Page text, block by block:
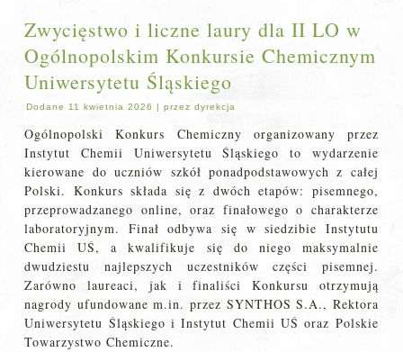
Zwycięstwo i liczne laury dla II LO w
Ogólnopolskim Konkursie Chemicznym
Uniwersytetu Śląskiego
Dodane 11 kwietnia 2026 |przez dyrekcja
Ogólnopolski Konkurs Chemiczny organizowany przez
Instytut Chemii Uniwersytetu Śląskiego to wydarzenie
kierowane do uczniów szkół ponadpodstawowych z całej
Polski. Konkurs składa się z dwóch etapów: pisemnego,
przeprowadzanego online, oraz finałowego o charakterze
laboratoryjnym. Finał odbywa się w siedzibie Instytutu
Chemii UŚ, a kwalifikuje się do niego maksymalnie
dwudziestu najlepszych uczestników części pisemnej.
Zarówno laureaci, jak i finaliści Konkursu otrzymują
nagrody ufundowane m.in. przez SYNTHOS S.A., Rektora
Uniwersytetu Śląskiego i Instytut Chemii UŚ oraz Polskie
Towarzystwo Chemiczne.